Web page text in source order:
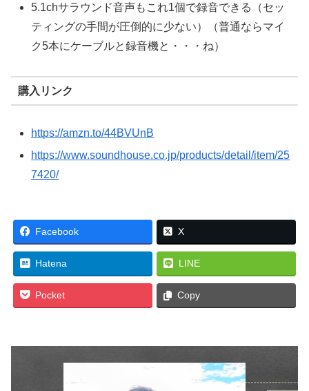
5.1chサラウンド音声もこれ1個で録音できる（セッ
ティングの手間が圧倒的に少ない）（普通ならマイ
ク5本にケーブルと録音機と・・・ね）
購入リンク
https://amzn.to/44BVUnB
https://www.soundhouse.co.jp/products/detail/item/25
7420/
Facebook X
Hatena LINE
Pocket Copy